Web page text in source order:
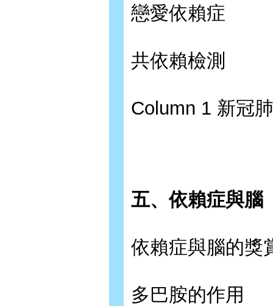
戀愛依賴症
共依賴檢測
Column 1 新冠
五、依賴症與腦
依賴症與腦的獎
多巴胺的作用